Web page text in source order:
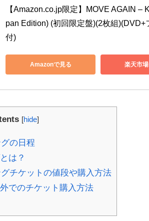
【Amazon.co.jp限定】MOVE AGAIN
pan Edition) (初回限定盤)(2枚組
付)
Amazonで見る 楽天市
[hide]
の日程
は？
チケットの値段や購入方法
でのチケット購入方法